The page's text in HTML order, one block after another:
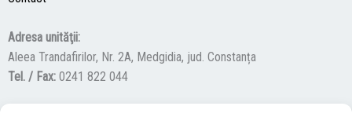
Adresa unităţii:
Aleea Trandafirilor, Nr. 2A, Medgidia, jud. Constanța
Tel. / Fax: 0241 822 044